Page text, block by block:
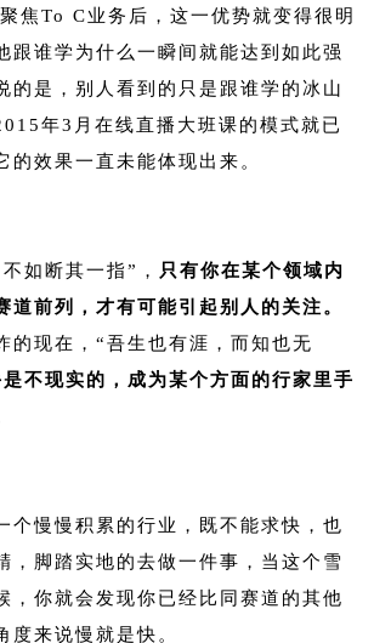
焦To C业务后，这一优势就变得很明
跟谁学为什么一瞬间就能达到如此强
的是，别人看到的只是跟谁学的冰山
年3月在线直播大班课的模式就已
的效果一直未能体现出来。
如断其一指”，
只有你在某个领域内
道前列，才有可能引起别人的关注。
的现在，“吾生也有涯，而知也无
不现实的，成为某个方面的行家里手
个慢慢积累的行业，既不能求快，也
，脚踏实地的去做一件事，当这个雪
，你就会发现你已经比同赛道的其他
度来说慢就是快。